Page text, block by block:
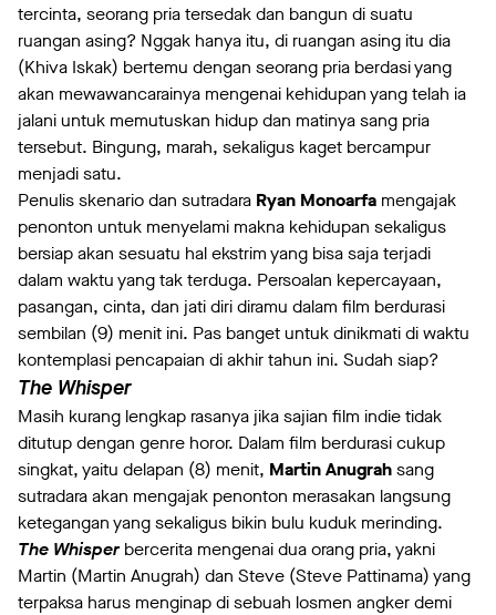
tercinta, seorang pria tersedak dan bangun di suatu
ruangan asing? Nggak hanya itu, di ruangan asing itu dia
(Khiva Iskak) bertemu dengan seorang pria berdasi yang
akan mewawancarainya mengenai kehidupan yang telah ia
jalani untuk memutuskan hidup dan matinya sang pria
tersebut. Bingung, marah, sekaligus kaget bercampur
menjadi satu.
Penulis skenario dan sutradara Ryan Monoarfa mengajak
penonton untuk menyelami makna kehidupan sekaligus
bersiap akan sesuatu hal ekstrim yang bisa saja terjadi
dalam waktu yang tak terduga. Persoalan kepercayaan,
pasangan, cinta, dan jati diri diramu dalam film berdurasi
sembilan (9) menit ini. Pas banget untuk dinikmati di waktu
kontemplasi pencapaian di akhir tahun ini. Sudah siap?
The Whisper
Masih kurang lengkap rasanya jika sajian film indie tidak
ditutup dengan genre horor. Dalam film berdurasi cukup
singkat, yaitu delapan (8) menit, Martin Anugrahsang
sutradara akan mengajak penonton merasakan langsung
ketegangan yang sekaligus bikin bulu kuduk merinding.
The Whisperbercerita mengenai dua orang pria, yakni
Martin (Martin Anugrah) dan Steve (Steve Pattinama) yang
terpaksa harus menginap di sebuah losmen angker demi